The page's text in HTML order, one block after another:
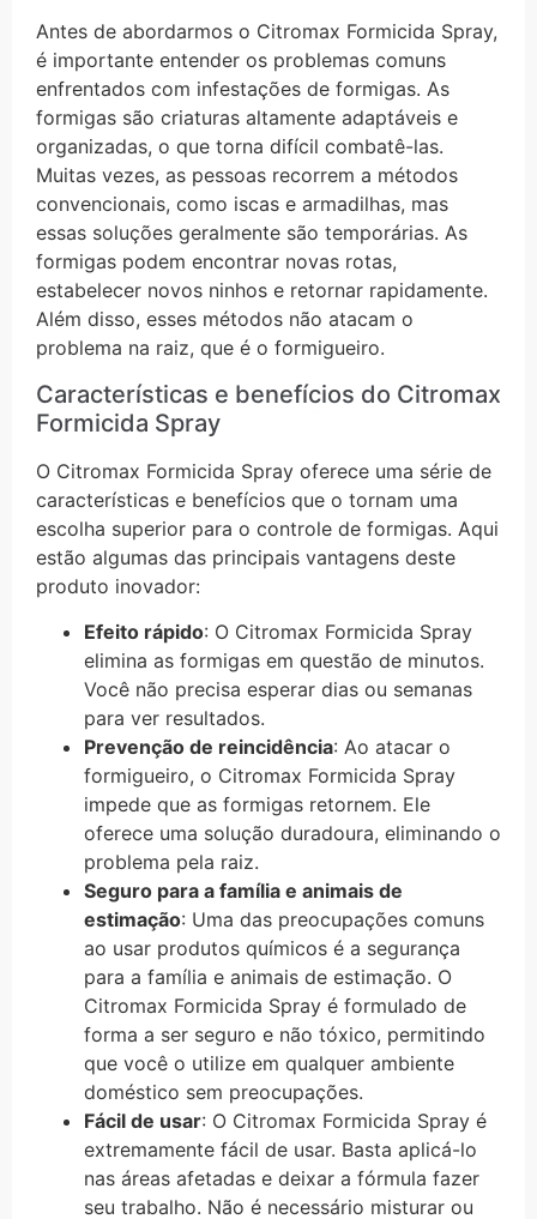
Antes de abordarmos o Citromax Formicida Spray,
é importante entender os problemas comuns
enfrentados com infestações de formigas. As
formigas são criaturas altamente adaptáveis e
organizadas, o que torna difícil combatê-las.
Muitas vezes, as pessoas recorrem a métodos
convencionais, como iscas e armadilhas, mas
essas soluções geralmente são temporárias. As
formigas podem encontrar novas rotas,
estabelecer novos ninhos e retornar rapidamente.
Além disso, esses métodos não atacam o
problema na raiz, que é o formigueiro.
Características e benefícios do Citromax
Formicida Spray
O Citromax Formicida Spray oferece uma série de
características e benefícios que o tornam uma
escolha superior para o controle de formigas. Aqui
estão algumas das principais vantagens deste
produto inovador:
Efeito rápido: O Citromax Formicida Spray
elimina as formigas em questão de minutos.
Você não precisa esperar dias ou semanas
para ver resultados.
Prevenção de reincidência: Ao atacar o
formigueiro, o Citromax Formicida Spray
impede que as formigas retornem. Ele
oferece uma solução duradoura, eliminando o
problema pela raiz.
Seguro para a família e animais de
estimação: Uma das preocupações comuns
ao usar produtos químicos é a segurança
para a família e animais de estimação. O
Citromax Formicida Spray é formulado de
forma a ser seguro e não tóxico, permitindo
que você o utilize em qualquer ambiente
doméstico sem preocupações.
Fácil de usar: O Citromax Formicida Spray é
extremamente fácil de usar. Basta aplicá-lo
nas áreas afetadas e deixar a fórmula fazer
seu trabalho. Não é necessário misturar ou